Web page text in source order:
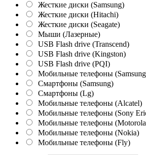
Жесткие диски (Samsung)
Жесткие диски (Hitachi)
Жесткие диски (Seagate)
Мыши (Лазерные)
USB Flash drive (Transcend)
USB Flash drive (Kingston)
USB Flash drive (PQI)
Мобильные телефоны
Смартфоны (Samsung)
Смартфоны (Lg)
Мобильные телефоны (Alcatel)
Мобильные телефоны (Sony
Мобильные телефоны
Мобильные телефоны (Nokia)
Мобильные телефоны (Fly)